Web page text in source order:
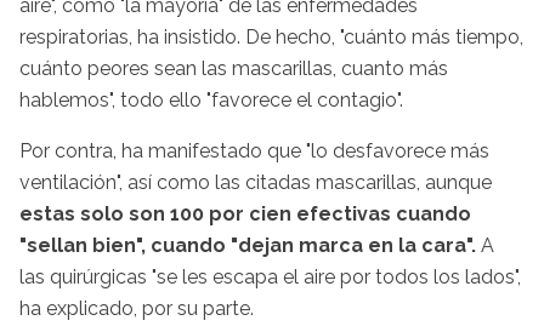
aire", como "la mayoría" de las enfermedades
respiratorias, ha insistido. De hecho, "cuánto más tiempo,
cuánto peores sean las mascarillas, cuanto más
hablemos", todo ello "favorece el contagio".
Por contra, ha manifestado que "lo desfavorece más
ventilación", así como las citadas mascarillas, aunque
estas solo son 100 por cien efectivas cuando
"sellan bien", cuando "dejan marca en la cara". A
las quirúrgicas "se les escapa el aire por todos los lados",
ha explicado, por su parte.